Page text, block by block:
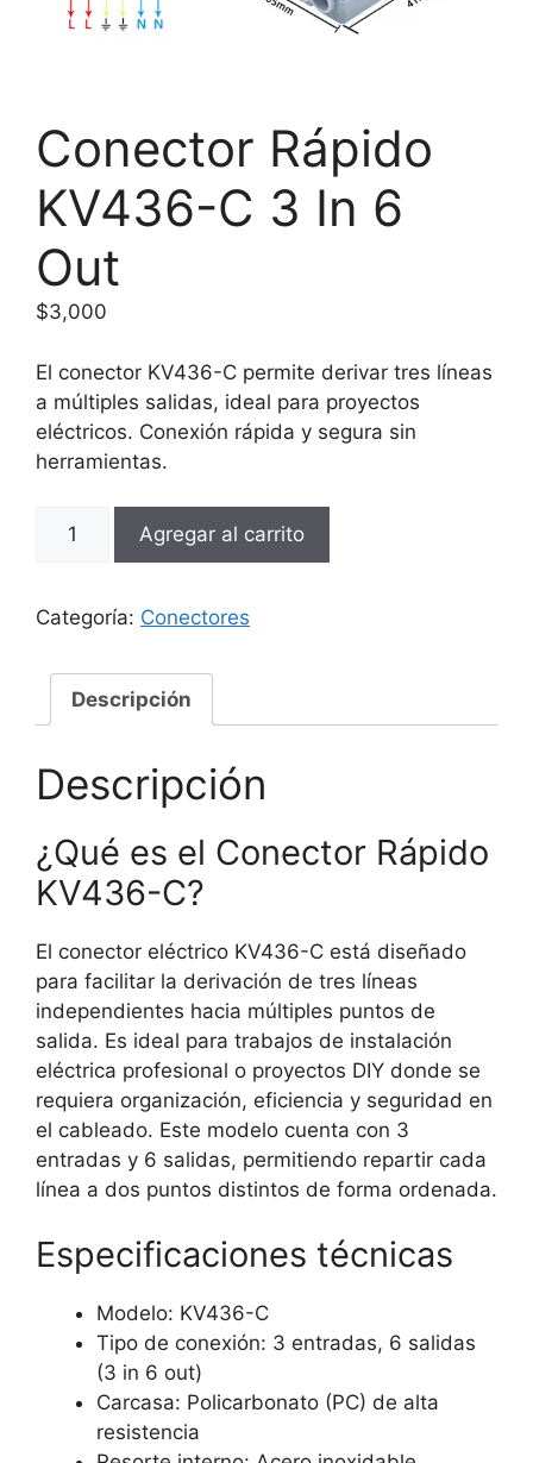
Conector Rápido
KV436-C 3 In 6
Out
$3,000
El conector KV436-C permite derivar tres líneas
a múltiples salidas, ideal para proyectos
eléctricos. Conexión rápida y segura sin
herramientas.
Conector
C
Out
Agregar al carrito
Categoría: Conectores
Descripción
Descripción
¿Qué es el Conector Rápido
KV436-C?
El conector eléctrico KV436-C está diseñado
para facilitar la derivación de tres líneas
independientes hacia múltiples puntos de
salida. Es ideal para trabajos de instalación
eléctrica profesional o proyectos DIY donde se
requiera organización, eficiencia y seguridad en
el cableado. Este modelo cuenta con 3
entradas y 6 salidas, permitiendo repartir cada
línea a dos puntos distintos de forma ordenada.
Especificaciones técnicas
Modelo: KV436-C
Tipo de conexión: 3 entradas, 6 salidas
(3 in 6 out)
Carcasa: Policarbonato (PC) de alta
resistencia